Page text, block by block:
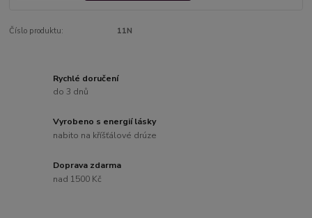
Číslo produktu: 11N
Rychlé doručení
do 3 dnů
Vyrobeno s energií lásky
nabito na kříšťálové drúze
Doprava zdarma
nad 1500 Kč